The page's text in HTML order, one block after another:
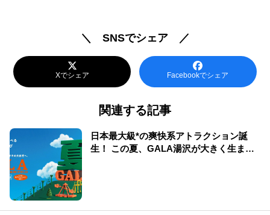
＼ SNSでシェア ／
Xでシェア Facebookでシェア
関連する記事
日本最大級*の爽快系アトラクション誕
生！ この夏、GALA湯沢が大きく生まれ